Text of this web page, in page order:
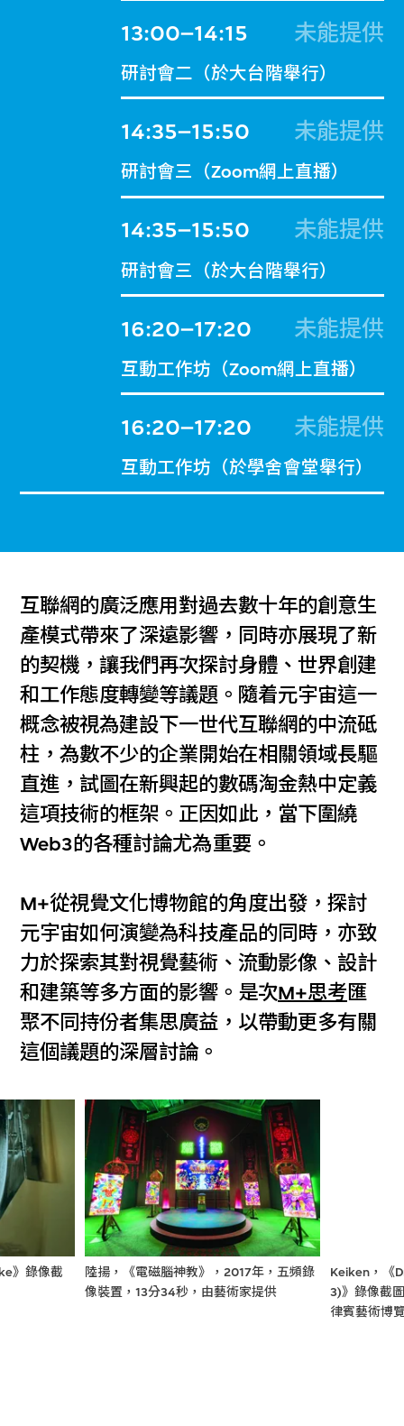
13:00–14:15 未能提供
研討會二（於大台階舉行）
14:35–15:50 未能提供
研討會三（Zoom網上直播）
14:35–15:50 未能提供
研討會三（於大台階舉行）
16:20–17:20 未能提供
互動工作坊（Zoom網上直播）
16:20–17:20 未能提供
互動工作坊（於學舍會堂舉行）
互聯網的廣泛應用對過去數十年的創意生
產模式帶來了深遠影響，同時亦展現了新
的契機，讓我們再次探討身體、世界創建
和工作態度轉變等議題。隨着元宇宙這一
概念被視為建設下一世代互聯網的中流砥
柱，為數不少的企業開始在相關領域長驅
直進，試圖在新興起的數碼淘金熱中定義
這項技術的框架。正因如此，當下圍繞
Web3的各種討論尤為重要。
M+從視覺文化博物館的角度出發，探討
元宇宙如何演變為科技產品的同時，亦致
力於探索其對視覺藝術、流動影像、設計
和建築等多方面的影響。是次M+思考匯
聚不同持份者集思廣益，以帶動更多有關
這個議題的深層討論。
陸揚，《電磁腦神教》，2017年，五頻錄
像裝置，13分34秒，由藝術家提供
Keiken，《
3)》錄像截
律賓藝術博
》錄像截